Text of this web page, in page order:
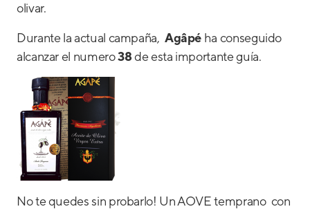
olivar.
Durante la actual campaña, Agâpé ha conseguido
alcanzar el numero38de esta importante guía.
No te quedes sin probarlo! Un AOVE temprano con